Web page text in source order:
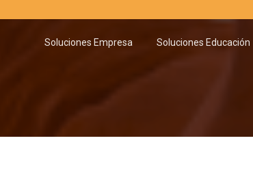
Soluciones Empresa Soluciones Educación